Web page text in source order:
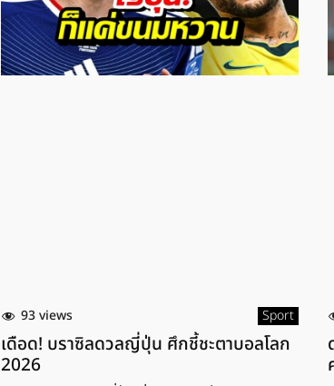
93 views Sport
เดือด! บราซิลดวลญี่ปุ่น ศึกชี้ชะตาบอลโลก
2026